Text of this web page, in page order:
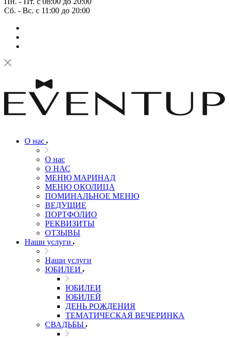
Сб. - Вс. с 11:00 до 20:00
О нас
О нас
О НАС
МЕНЮ МАРИНАД
МЕНЮ ОКОЛИЦА
ПОМИНАЛЬНОЕ МЕНЮ
ВЕДУЩИЕ
ПОРТФОЛИО
РЕКВИЗИТЫ
ОТЗЫВЫ
Наши услуги
Наши услуги
ЮБИЛЕИ
ЮБИЛЕИ
ЮБИЛЕЙ
ДЕНЬ РОЖДЕНИЯ
ТЕМАТИЧЕСКАЯ ВЕЧЕРИНКА
СВАДЬБЫ